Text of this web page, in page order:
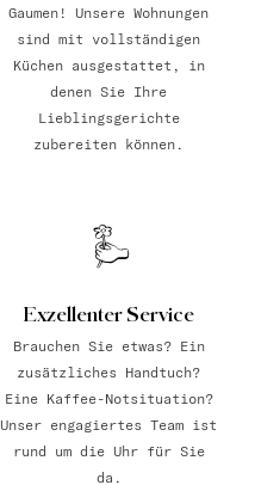
Gaumen! Unsere Wohnungen
sind mit vollständigen
Küchen ausgestattet, in
denen Sie Ihre
Lieblingsgerichte
zubereiten können.
Exzellenter Service
Brauchen Sie etwas? Ein
zusätzliches Handtuch?
Eine Kaffee-Notsituation?
Unser engagiertes Team ist
rund um die Uhr für Sie
da.